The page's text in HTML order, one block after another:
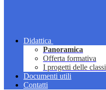
Didattica
Panoramica
Offerta formativa
I progetti delle classi
Documenti utili
Contatti